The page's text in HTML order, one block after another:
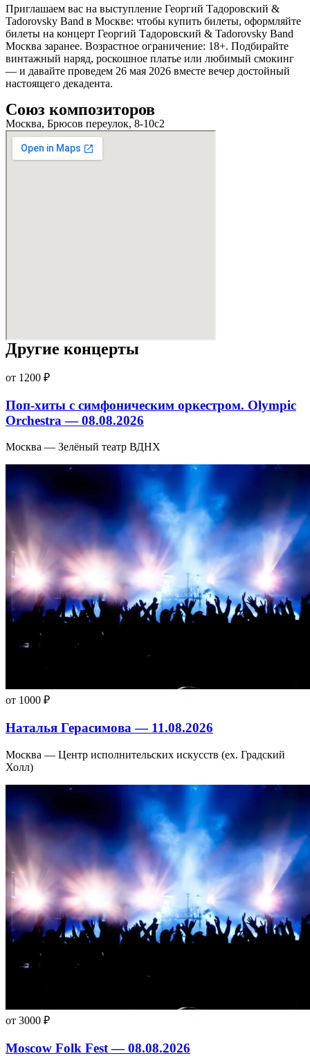
Приглашаем вас на выступление Георгий Тадоровский &
Tadorovsky Band в Москве: чтобы купить билеты, оформляйте
билеты на концерт Георгий Тадоровский & Tadorovsky Band
Москва заранее. Возрастное ограничение: 18+. Подбирайте
винтажный наряд, роскошное платье или любимый смокинг
— и давайте проведем 26 мая 2026 вместе вечер достойный
настоящего декадента.
Союз композиторов
Москва, Брюсов переулок, 8-10с2
Другие концерты
от 1200 ₽
Поп-хиты с симфоническим оркестром. Olympic
Orchestra — 08.08.2026
Москва — Зелёный театр ВДНХ
от 1000 ₽
Наталья Герасимова — 11.08.2026
Москва — Центр исполнительских искусств (ex. Градский
Холл)
от 3000 ₽
Moscow Folk Fest — 08.08.2026